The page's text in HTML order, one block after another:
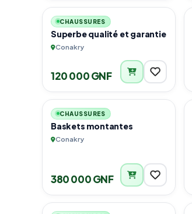
CHAUSSURES
Superbe qualité et garantie
Conakry
120 000 GNF
2
CHAUSSURES
Baskets montantes
Conakry
380 000 GNF
4